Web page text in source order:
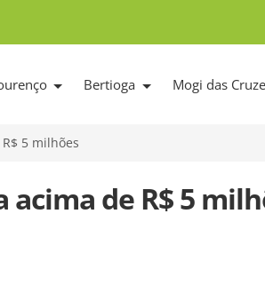
Bertioga Mogi das
5 milhões
acima de R$ 5